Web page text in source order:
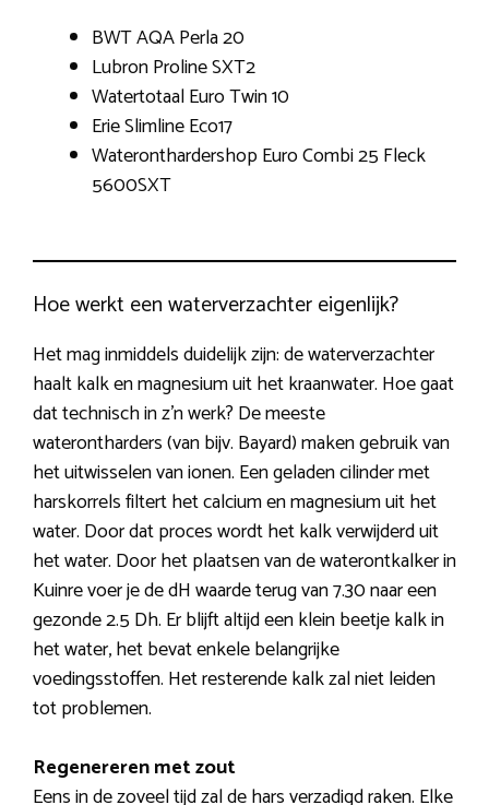
BWT AQA Perla 20
Lubron Proline SXT2
Watertotaal Euro Twin 10
Erie Slimline Eco17
Wateronthardershop Euro Combi 25 Fleck
5600SXT
Hoe werkt een waterverzachter eigenlijk?
Het mag inmiddels duidelijk zijn: de waterverzachter
haalt kalk en magnesium uit het kraanwater. Hoe gaat
dat technisch in z’n werk? De meeste
waterontharders (van bijv. Bayard) maken gebruik van
het uitwisselen van ionen. Een geladen cilinder met
harskorrels filtert het calcium en magnesium uit het
water. Door dat proces wordt het kalk verwijderd uit
het water. Door het plaatsen van de waterontkalker in
Kuinre voer je de dH waarde terug van 7.30 naar een
gezonde 2.5 Dh. Er blijft altijd een klein beetje kalk in
het water, het bevat enkele belangrijke
voedingsstoffen. Het resterende kalk zal niet leiden
tot problemen.
Regenereren met zout
Eens in de zoveel tijd zal de hars verzadigd raken. Elke